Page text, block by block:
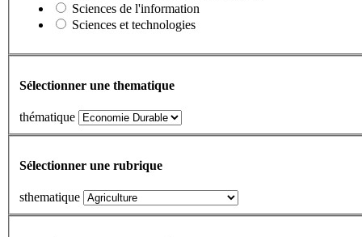
Sciences de l'information
Sciences et technologies
Sélectionner une thematique
thématique
Sélectionner une rubrique
sthematique